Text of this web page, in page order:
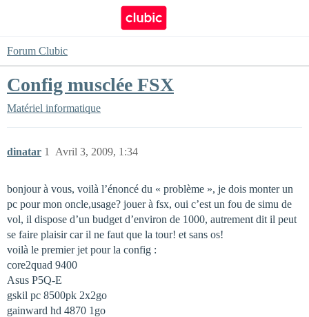
Forum Clubic
Config musclée FSX
Matériel informatique
dinatar Avril 3, 2009, 1:34
1
bonjour à vous, voilà l’énoncé du « problème », je dois monter un
pc pour mon oncle,usage? jouer à fsx, oui c’est un fou de simu de
vol, il dispose d’un budget d’environ de 1000, autrement dit il peut
se faire plaisir car il ne faut que la tour! et sans os!
voilà le premier jet pour la config :
core2quad 9400
Asus P5Q-E
gskil pc 8500pk 2x2go
gainward hd 4870 1go